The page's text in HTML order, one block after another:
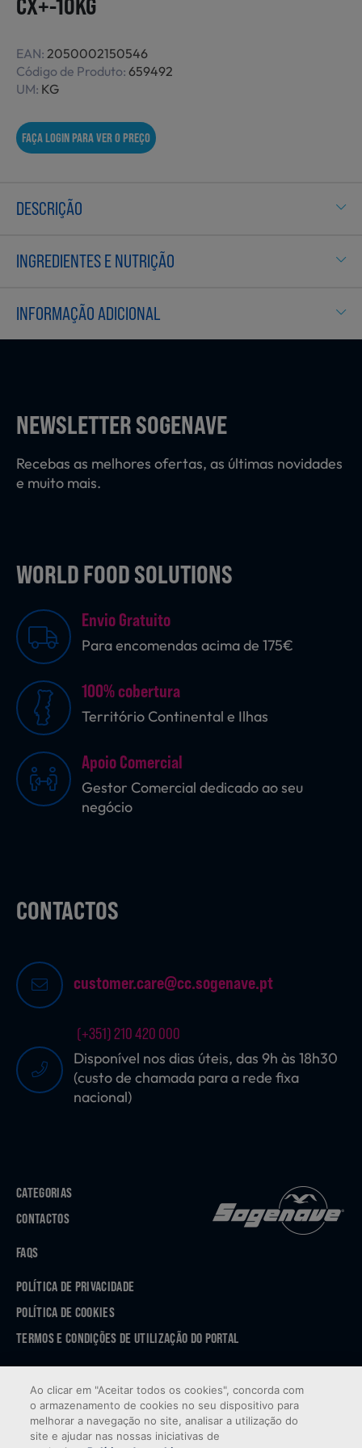
Refeições Prontas
Frutas e Legumes
Mercearia
Nutrição Clínica
Bebidas e Garrafeira
Produtos Vegetarianos
Sobremesas
EAN: 2050002150546
Código de Produto: 659492
UM: KG
FAÇA LOGIN PARA VER O PREÇO
DESCRIÇÃO
INGREDIENTES E NUTRIÇÃO
INFORMAÇÃO ADICIONAL
NEWSLETTER SOGENAVE
Recebas as melhores ofertas, as últimas novidades
e muito mais.
WORLD FOOD SOLUTIONS
Envio Gratuito
Para encomendas acima de 175€
100% cobertura
Território Continental e Ilhas
Apoio Comercial
Gestor Comercial dedicado ao seu
negócio
CONTACTOS
customer.care@cc.sogenave.pt
(+351) 210 420 000
Disponível nos dias úteis, das 9h às 18h30
(custo de chamada para a rede fixa
nacional)
CATEGORIAS
CONTACTOS
FAQS
POLÍTICA DE PRIVACIDADE
POLÍTICA DE COOKIES
TERMOS E CONDIÇÕES DE UTILIZAÇÃO DO PORTAL
GOOGLE PLAY
Ao clicar em "Aceitar todos os cookies", concorda com
o armazenamento de cookies no seu dispositivo para
melhorar a navegação no site, analisar a utilização do
site e ajudar nas nossas iniciativas de